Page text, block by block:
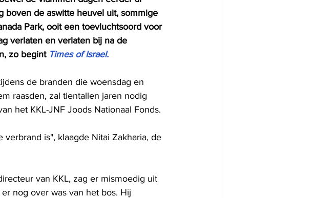
boven de aswitte heuvel uit, sommige
Park, ooit een toevluchtsoord voor
verlaten en verlaten bij na de
zo begint Times of Israel.
de branden die woensdag en
raasden, zal tientallen jaren nodig
het KKL-JNF Joods Nationaal Fonds.
is", klaagde Nitai Zakharia, de
van KKL, zag er mismoedig uit
nog over was van het bos. Hij